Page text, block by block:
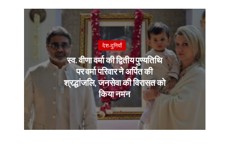
देश-दुनियाँ
स्व. वीणा वर्मा की द्वितीय पुण्यतिथि
पर वर्मा परिवार ने अर्पित की
श्रद्धांजलि, जनसेवा की विरासत को
किया नमन